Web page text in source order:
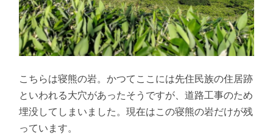
こちらは寝熊の岩。かつてここには先住民族の住居跡
といわれる大穴があったそうですが、道路工事のため
埋没してしまいました。現在はこの寝熊の岩だけが残
っています。